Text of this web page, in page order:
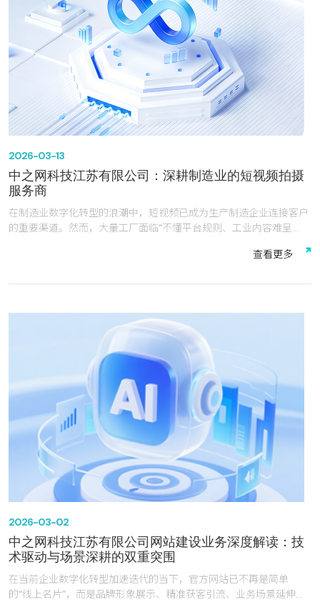
2026-03-13
中之网科技江苏有限公司：深耕制造业的短视频拍摄
服务商
在制造业数字化转型的浪潮中，短视频已成为生产制造企业连接客户
的重要渠道。然而，大量工厂面临“不懂平台规则、工业内容难呈
限公司（以下简称“中之网科技”）深耕长三角制造业集群，凭借专业
锡、镇江、泰州等地众多制造企业短视频拍摄的服务伙伴。
查看更多
2026-03-02
中之网科技江苏有限公司网站建设业务深度解读：技
术驱动与场景深耕的双重突围
在当前企业数字化转型加速迭代的当下，官方网站已不再是简单
的“线上名片”，而是品牌形象展示、精准获客引流、业务场景延伸的